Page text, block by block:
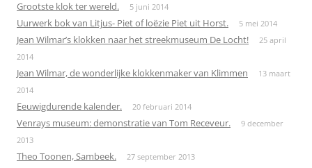
Grootste klok ter wereld. 5 juni 2014
Uurwerk bok van Litjus- Piet of loëzie Piet uit Horst. 5 mei 2014
Jean Wilmar’s klokken naar het streekmuseum De Locht!
25 april
2014
Jean Wilmar, de wonderlijke klokkenmaker van Klimmen
13 maart
2014
Eeuwigdurende kalender. 20 februari 2014
Venrays museum: demonstratie van Tom Receveur.
9 december
2013
Theo Toonen, Sambeek. 27 september 2013